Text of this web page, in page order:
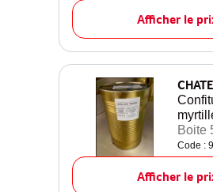
Afficher le
Boite
Code :
Afficher le